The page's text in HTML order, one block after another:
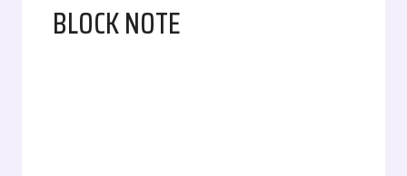
BLOCK NOTE